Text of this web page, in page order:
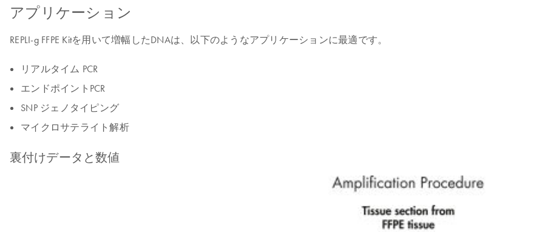
アプリケーション
REPLI-g FFPE Kitを用いて増幅したDNAは、以下のようなアプリケーションに最適です。
リアルタイム PCR
エンドポイントPCR
SNP ジェノタイピング
マイクロサテライト解析
裏付けデータと数値